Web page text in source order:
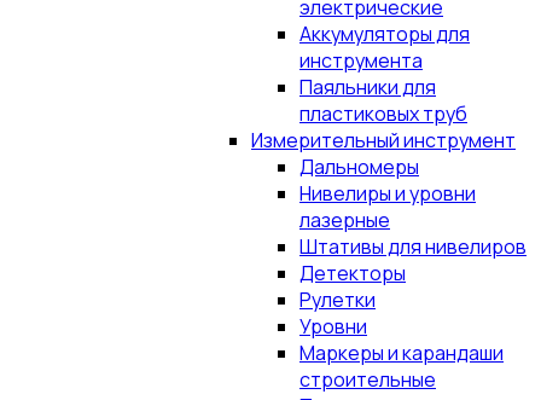
электрические
Аккумуляторы для
инструмента
Паяльники для
пластиковых труб
Измерительный инструмент
Дальномеры
Нивелиры и уровни
лазерные
Штативы для нивелиров
Детекторы
Рулетки
Уровни
Маркеры и карандаши
строительные